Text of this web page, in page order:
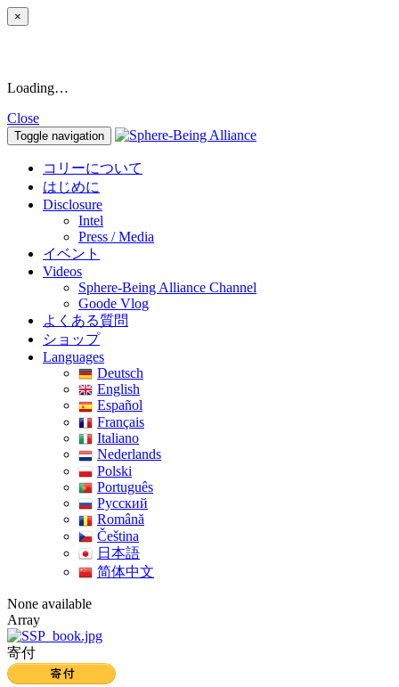
×
Loading…
Close
Toggle navigation
コリーについて
はじめに
Disclosure
Intel
Press / Media
イベント
Videos
Sphere-Being Alliance Channel
Goode Vlog
よくある質問
ショップ
Languages
Deutsch
English
Español
Français
Italiano
Nederlands
Polski
Português
Pусский
Română
Čeština
日本語
简体中文
None available
Array
寄付